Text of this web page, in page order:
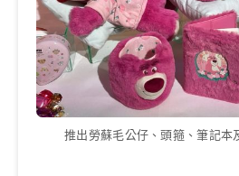
推出勞蘇毛公仔、頭箍、筆記本